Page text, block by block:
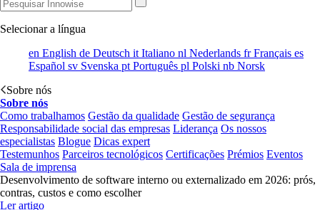
Selecionar a língua
en English de Deutsch it Italiano nl Nederlands frFrançais es
Español sv Svenska pt Português pl Polski nb Norsk
Sobre nós
Sobre nós
Como trabalhamos Gestão da qualidade Gestão de segurança
Responsabilidade social das empresas Liderança Os nossos
especialistas Blogue Dicas expert
Testemunhos Parceiros tecnológicos Certificações Prémios Eventos
Sala de imprensa
Desenvolvimento de software interno ou externalizado em 2026: prós,
contras, custos e como escolher
Ler artigo